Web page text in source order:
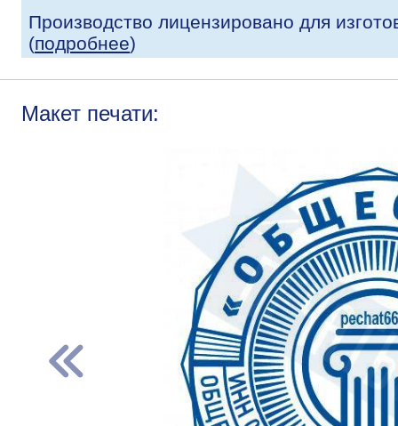
Производство лицензировано для
(подробнее)
Макет печати: